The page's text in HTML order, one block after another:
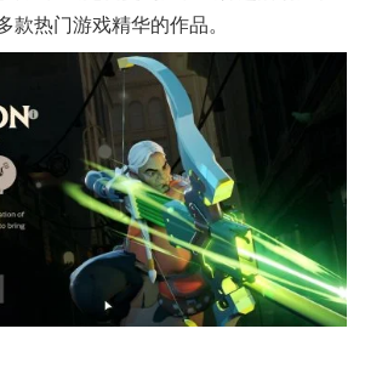
款热门游戏精华的作品。